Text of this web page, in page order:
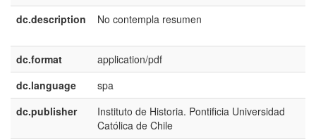
dc.description
No contempla resumen
dc.format
application/pdf
dc.language
spa
dc.publisher
Instituto de Historia. Pontificia Universidad
Católica de Chile